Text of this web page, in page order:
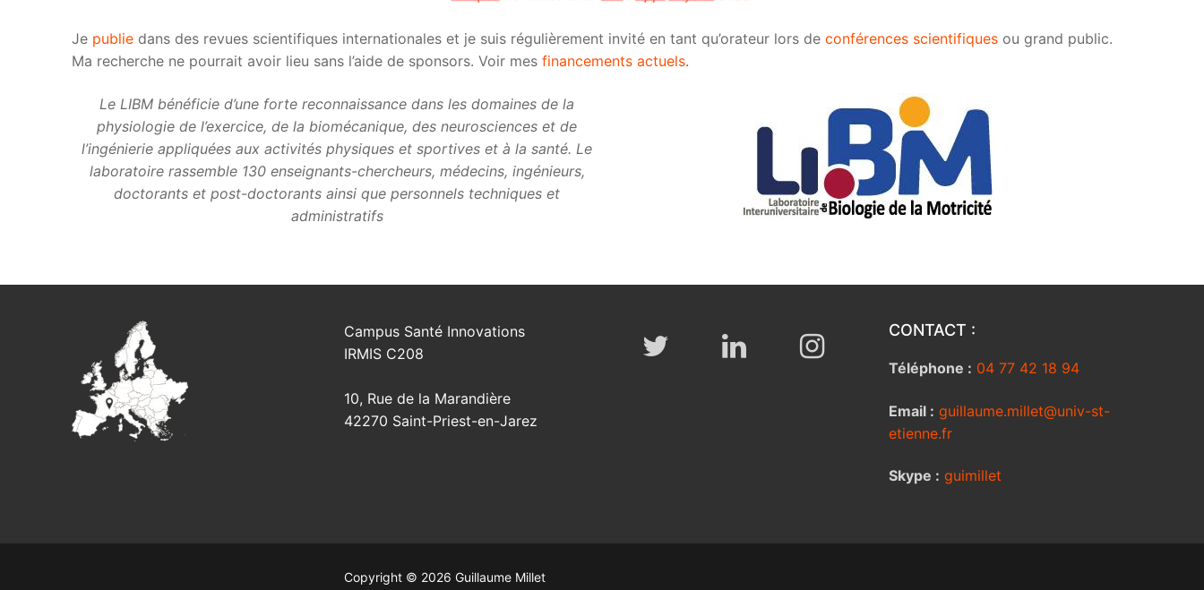
Je publie dans des revues scientifiques internationales et je suis régulièrement invité en tant qu’orateur lors de conférences scientifiques ou grand public.
Ma recherche ne pourrait avoir lieu sans l’aide de sponsors. Voir mes financements actuels.
Le LIBM bénéficie d’une forte reconnaissance dans les domaines de la
physiologie de l’exercice, de la biomécanique, des neurosciences et de
l’ingénierie appliquées aux activités physiques et sportives et à la santé. Le
laboratoire rassemble 130 enseignants-chercheurs, médecins, ingénieurs,
doctorants et post-doctorants ainsi que personnels techniques et
administratifs
Campus Santé Innovations
IRMIS C208
10, Rue de la Marandière
42270 Saint-Priest-en-Jarez
CONTACT :
Téléphone : 04 77 42 18 94
Email : guillaume.millet@univ-st-
etienne.fr
Skype : guimillet
Copyright © 2026 Guillaume Millet